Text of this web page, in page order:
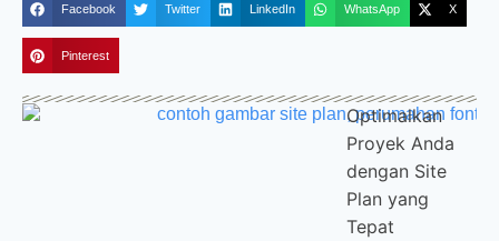
Facebook Twitter LinkedIn WhatsApp X
Pinterest
Optimalkan
Proyek Anda
dengan Site
Plan yang
Tepat